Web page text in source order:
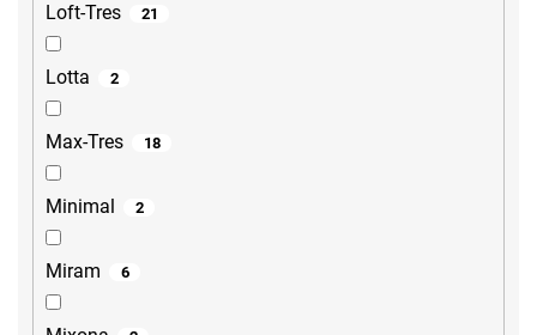
Loft-Tres 21
Lotta 2
Max-Tres 18
Minimal 2
Miram 6